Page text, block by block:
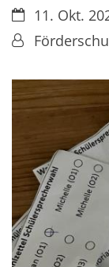
Datum:11. Okt.
Von: